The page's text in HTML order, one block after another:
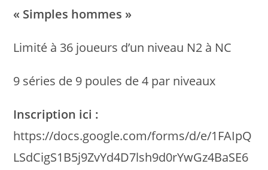
« Simples hommes »
Limité à 36 joueurs d’un niveau N2 à NC
9 séries de 9 poules de 4 par niveaux
Inscription ici :
https://docs.google.com/forms/d/e/1FAIpQ
LSdCigS1B5j9ZvYd4D7lsh9d0rYwGz4BaSE6